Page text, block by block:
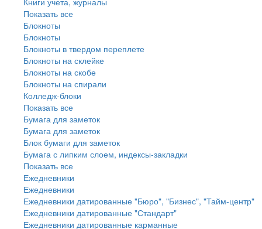
Показать все
Блокноты
Блокноты
Блокноты в твердом переплете
Блокноты на склейке
Блокноты на скобе
Блокноты на спирали
Колледж-блоки
Показать все
Бумага для заметок
Бумага для заметок
Блок бумаги для заметок
Бумага с липким слоем, индексы-закладки
Показать все
Ежедневники
Ежедневники
Ежедневники датированные "Бюро", "Бизнес", "Тайм-центр"
Ежедневники датированные "Стандарт"
Ежедневники датированные карманные